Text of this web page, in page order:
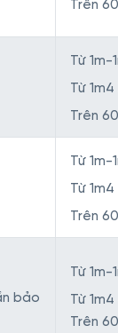
Trên
Từ 1m-
Từ 1m4
Trên
Từ 1m-
Từ 1m4
Trên
bảo
Từ 1m-
Từ 1m4
Trên